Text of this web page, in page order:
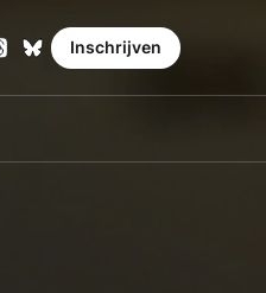
Inschrijven